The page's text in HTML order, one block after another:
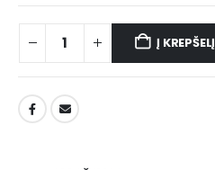
Į KREPŠELĮ